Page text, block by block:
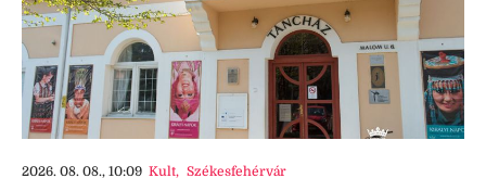
2026. 08. 08., 10:09 Kult, Székesfehérvár